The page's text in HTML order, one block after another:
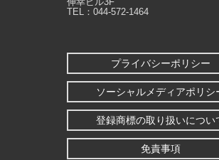
TEL： 044-572-1464
プライバシーポリシー
ソーシャルメディアポリシ
登録商標の取り扱いについ
免責事項